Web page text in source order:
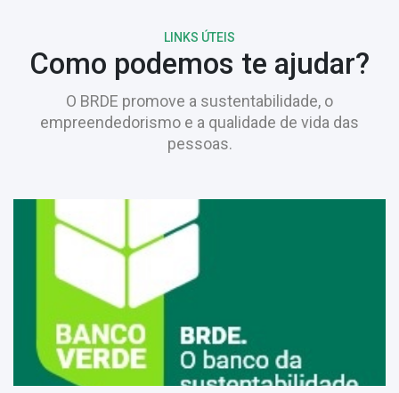
LINKS ÚTEIS
Como podemos te ajudar?
O BRDE promove a sustentabilidade, o
empreendedorismo e a qualidade de vida das
pessoas.